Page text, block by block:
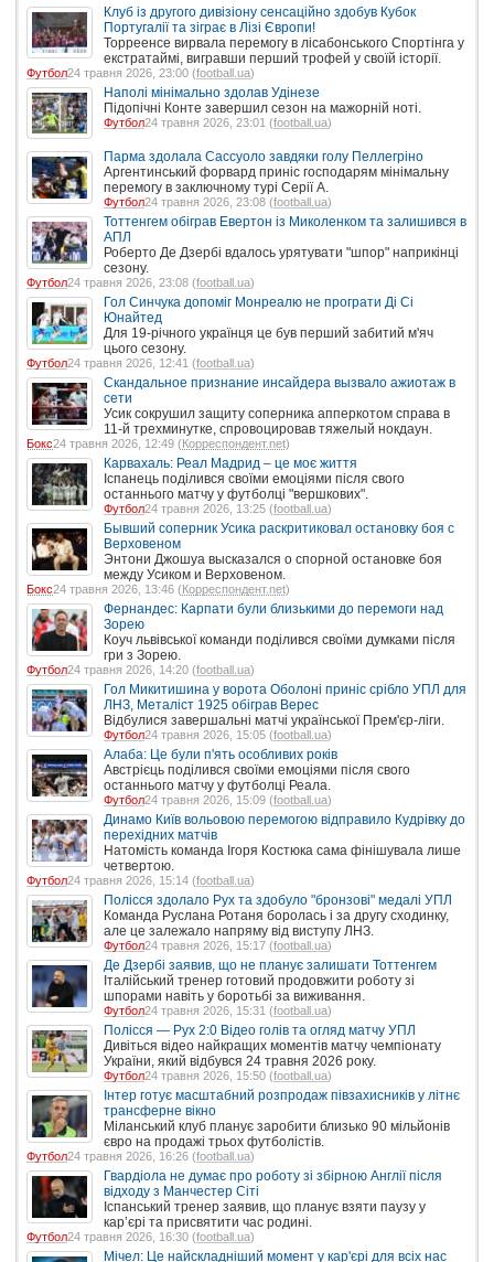
Клуб із другого дивізіону сенсаційно здобув Кубок
Португалії та зіграє в Лізі Європи!
Торреенсе вирвала перемогу в лісабонського Спортінга у
екстратаймі, вигравши перший трофей у своїй історії.
Футбол24 травня 2026, 23:00 (football.ua)
Наполі мінімально здолав Удінезе
Підопічні Конте завершил сезон на мажорній ноті.
Футбол24 травня 2026, 23:01 (football.ua)
Парма здолала Сассуоло завдяки голу Пеллегріно
Аргентинський форвард приніс господарям мінімальну
перемогу в заключному турі Серії А.
Футбол24 травня 2026, 23:08 (football.ua)
Тоттенгем обіграв Евертон із Миколенком та залишився в
АПЛ
Роберто Де Дзербі вдалось урятувати "шпор" наприкінці
сезону.
Футбол24 травня 2026, 23:08 (football.ua)
Гол Синчука допоміг Монреалю не програти Ді Сі
Юнайтед
Для 19-річного українця це був перший забитий м'яч
цього сезону.
Футбол24 травня 2026, 12:41 (football.ua)
Скандальное признание инсайдера вызвало ажиотаж в
сети
Усик сокрушил защиту соперника апперкотом справа в
11-й трехминутке, спровоцировав тяжелый нокдаун.
Бокс24 травня 2026, 12:49 ( Корреспондент.net)
Карвахаль: Реал Мадрид – це моє життя
Іспанець поділився своїми емоціями після свого
останнього матчу у футболці "вершкових".
Футбол24 травня 2026, 13:25 (football.ua)
Бывший соперник Усика раскритиковал остановку боя с
Верховеном
Энтони Джошуа высказался о спорной остановке боя
между Усиком и Верховеном.
Бокс24 травня 2026, 13:46 ( Корреспондент.net)
Фернандес: Карпати були близькими до перемоги над
Зорею
Коуч львівської команди поділився своїми думками після
гри з Зорею.
Футбол24 травня 2026, 14:20 (football.ua)
Гол Микитишина у ворота Оболоні приніс срібло УПЛ для
ЛНЗ, Металіст 1925 обіграв Верес
Відбулися завершальні матчі української Прем'єр-ліги.
Футбол24 травня 2026, 15:05 (football.ua)
Алаба: Це були п'ять особливих років
Австрієць поділився своїми емоціями після свого
останнього матчу у футболці Реала.
Футбол24 травня 2026, 15:09 (football.ua)
Динамо Київ вольовою перемогою відправило Кудрівку до
перехідних матчів
Натомість команда Ігоря Костюка сама фінішувала лише
четвертою.
Футбол24 травня 2026, 15:14 (football.ua)
Полісся здолало Рух та здобуло "бронзові" медалі УПЛ
Команда Руслана Ротаня боролась і за другу сходинку,
але це залежало напряму від виступу ЛНЗ.
Футбол24 травня 2026, 15:17 (football.ua)
Де Дзербі заявив, що не планує залишати Тоттенгем
Італійський тренер готовий продовжити роботу зі
шпорами навіть у боротьбі за виживання.
Футбол24 травня 2026, 15:31 (football.ua)
Полісся — Рух 2:0 Відео голів та огляд матчу УПЛ
Дивіться відео найкращих моментів матчу чемпіонату
України, який відбувся 24 травня 2026 року.
Футбол24 травня 2026, 15:50 (football.ua)
Інтер готує масштабний розпродаж півзахисників у літнє
трансферне вікно
Міланський клуб планує заробити близько 90 мільйонів
євро на продажі трьох футболістів.
Футбол24 травня 2026, 16:26 (football.ua)
Гвардіола не думає про роботу зі збірною Англії після
відходу з Манчестер Сіті
Іспанський тренер заявив, що планує взяти паузу у
кар’єрі та присвятити час родині.
Футбол24 травня 2026, 16:30 (football.ua)
Мічел: Це найскладніший момент у кар'єрі для всіх нас